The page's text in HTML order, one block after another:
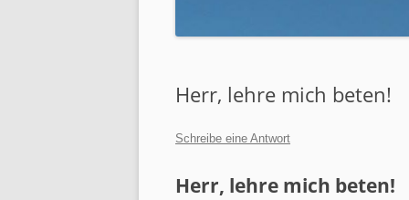
FRAUEN GOTTES
Herr, lehre mich beten!
Schreibe eine Antwort
Herr, lehre mich beten!